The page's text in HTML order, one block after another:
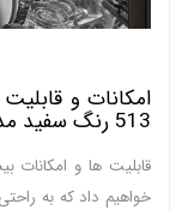
امکانات و
513 رنگ سفید مدل DFC513FW
خواهیم داد که به